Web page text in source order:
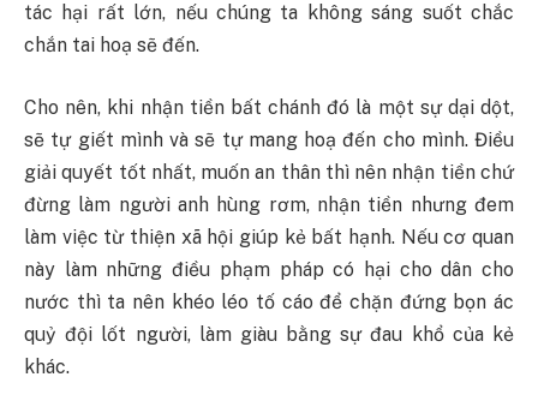
tác hại rất lớn, nếu chúng ta không sáng suốt chắc
chắn tai hoạ sẽ đến.
Cho nên, khi nhận tiền bất chánh đó là một sự dại dột,
sẽ tự giết mình và sẽ tự mang hoạ đến cho mình. Điều
giải quyết tốt nhất, muốn an thân thì nên nhận tiền chứ
đừng làm người anh hùng rơm, nhận tiền nhưng đem
làm việc từ thiện xã hội giúp kẻ bất hạnh. Nếu cơ quan
này làm những điều phạm pháp có hại cho dân cho
nước thì ta nên khéo léo tố cáo để chặn đứng bọn ác
quỷ đội lốt người, làm giàu bằng sự đau khổ của kẻ
khác.